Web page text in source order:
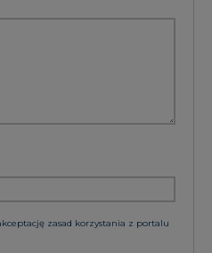
zasad korzystania z portalu